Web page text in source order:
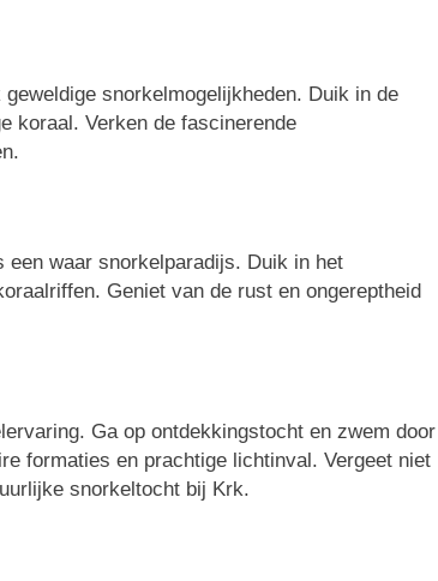
snorkelmogelijkheden. Duik in de
koraal. Verken de fascinerende
een waar snorkelparadijs. Duik in het
Geniet van de rust en ongereptheid
Ga op ontdekkingstocht en zwem door
formaties en prachtige lichtinval. Vergeet niet
snorkeltocht bij Krk.